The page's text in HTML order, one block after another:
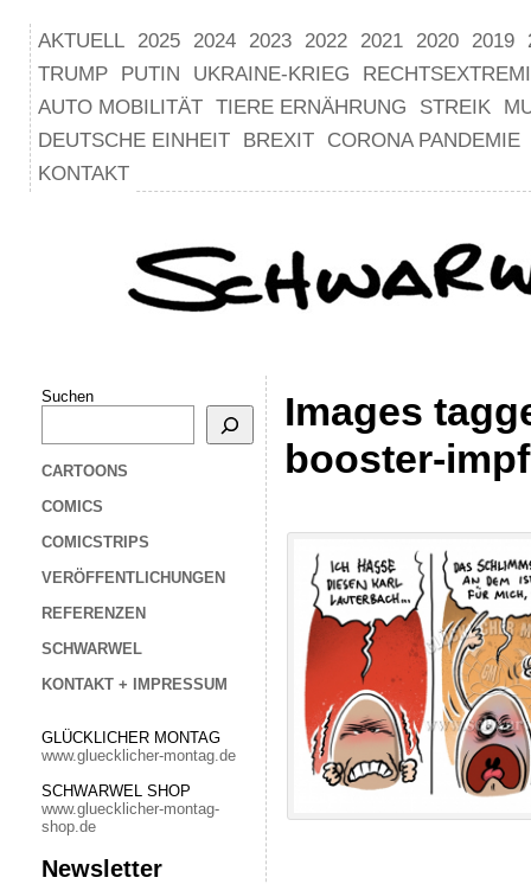
AKTUELL 2025 2024 2023 2022 2021 2020 2019
TRUMP
PUTIN UKRAINE-KRIEG
AUTO MOBILITÄT TIERE ERNÄHRUNG STREIK
DEUTSCHE EINHEIT
BREXIT
CORONA PANDEMIE
KONTAKT
Suchen
CARTOONS
COMICS
COMICSTRIPS
VERÖFFENTLICHUNGEN
REFERENZEN
SCHWARWEL
KONTAKT + IMPRESSUM
GLÜCKLICHER MONTAG
www.gluecklicher-montag.de
SCHWARWEL SHOP
www.gluecklicher-montag-
shop.de
Newsletter
Images
booster-